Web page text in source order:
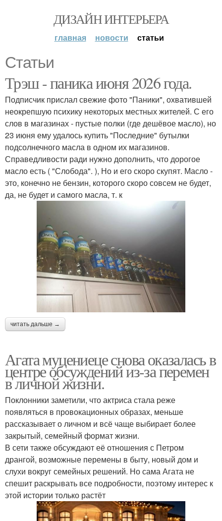
ДИЗАЙН ИНТЕРЬЕРА
главная новости статьи
Статьи
Трэш - паника июня 2026 года.
Подписчик прислал свежие фото "Паники", охватившей
неокрепшую психику некоторых местных жителей. С его
слов в магазинах - пустые полки (где дешёвое масло), но
23 июня ему удалось купить "Последние" бутылки
подсолнечного масла в одном их магазинов.
Справедливости ради нужно дополнить, что дорогое
масло есть ( "Слобода". ), Но и его скоро скупят. Масло -
это, конечно не бензин, которого скоро совсем не будет,
да, не будет и самого масла, т. к
читать дальше →
Агата муцениеце снова оказалась в
центре обсуждений из-за перемен
в личной жизни.
Поклонники заметили, что актриса стала реже
появляться в провокационных образах, меньше
рассказывает о личном и всё чаще выбирает более
закрытый, семейный формат жизни.
В сети также обсуждают её отношения с Петром
дрангой, возможные перемены в быту, новый дом и
слухи вокруг семейных решений. Но сама Агата не
спешит раскрывать все подробности, поэтому интерес к
этой истории только растёт